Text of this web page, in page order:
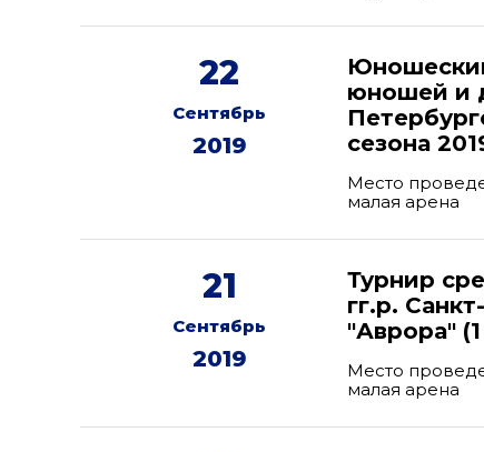
22
Сентябрь
2019
юношей и
сезона
Место
малая арена
21
Сентябрь
2019
Турнир
гг.р.
"Аврора"
Место
малая арена